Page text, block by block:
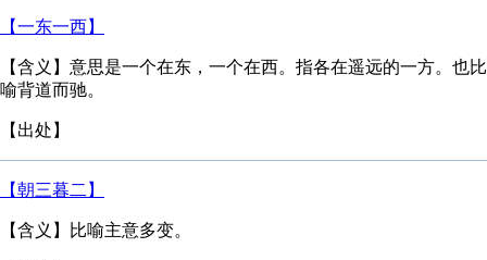
【一东一西】
【含义】意思是一个在东，一个在西。指各在遥远的一方。也比
喻背道而驰。
【出处】
【朝三暮二】
【含义】比喻主意多变。